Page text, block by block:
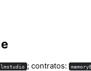
lmstudio ; contratos: